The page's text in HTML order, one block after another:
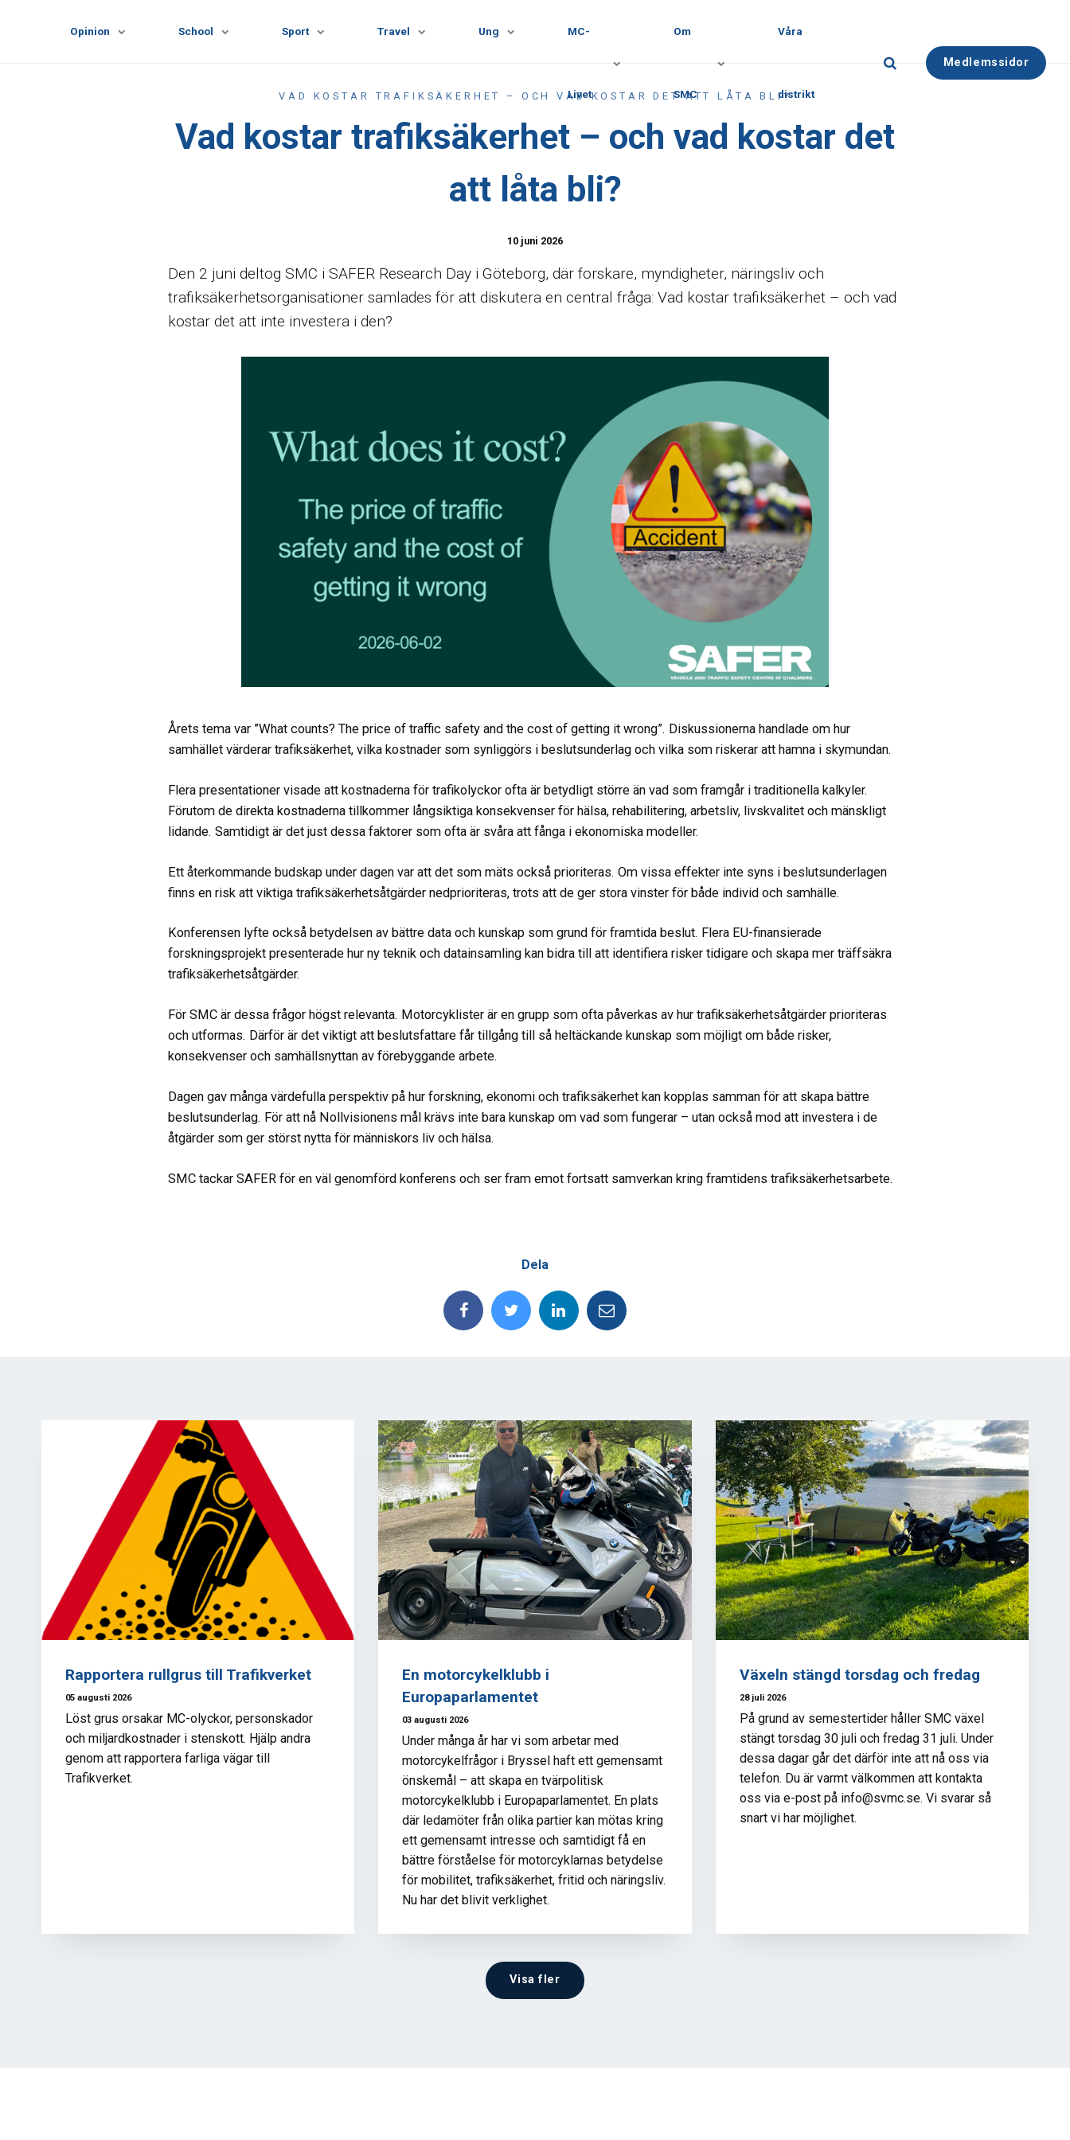
Opinion School Sport Travel Ung MC-
Livet
Om
SMC
Våra
distrikt
Medlemssidor
VAD KOSTAR TRAFIKSÄKERHET – OCH VAD KOSTAR DET ATT LÅTA BLI?
Vad kostar trafiksäkerhet – och vad kostar det
att låta bli?
10 juni 2026
Den 2 juni deltog SMC i SAFER Research Day i Göteborg, där forskare, myndigheter, näringsliv och
trafiksäkerhetsorganisationer samlades för att diskutera en central fråga: Vad kostar trafiksäkerhet – och vad
kostar det att inte investera i den?
Årets tema var ”What counts? The price of traffic safety and the cost of getting it wrong”. Diskussionerna handlade om hur
samhället värderar trafiksäkerhet, vilka kostnader som synliggörs i beslutsunderlag och vilka som riskerar att hamna i skymundan.
Flera presentationer visade att kostnaderna för trafikolyckor ofta är betydligt större än vad som framgår i traditionella kalkyler.
Förutom de direkta kostnaderna tillkommer långsiktiga konsekvenser för hälsa, rehabilitering, arbetsliv, livskvalitet och mänskligt
lidande. Samtidigt är det just dessa faktorer som ofta är svåra att fånga i ekonomiska modeller.
Ett återkommande budskap under dagen var att det som mäts också prioriteras. Om vissa effekter inte syns i beslutsunderlagen
finns en risk att viktiga trafiksäkerhetsåtgärder nedprioriteras, trots att de ger stora vinster för både individ och samhälle.
Konferensen lyfte också betydelsen av bättre data och kunskap som grund för framtida beslut. Flera EU-finansierade
forskningsprojekt presenterade hur ny teknik och datainsamling kan bidra till att identifiera risker tidigare och skapa mer träffsäkra
trafiksäkerhetsåtgärder.
För SMC är dessa frågor högst relevanta. Motorcyklister är en grupp som ofta påverkas av hur trafiksäkerhetsåtgärder prioriteras
och utformas. Därför är det viktigt att beslutsfattare får tillgång till så heltäckande kunskap som möjligt om både risker,
konsekvenser och samhällsnyttan av förebyggande arbete.
Dagen gav många värdefulla perspektiv på hur forskning, ekonomi och trafiksäkerhet kan kopplas samman för att skapa bättre
beslutsunderlag. För att nå Nollvisionens mål krävs inte bara kunskap om vad som fungerar – utan också mod att investera i de
åtgärder som ger störst nytta för människors liv och hälsa.
SMC tackar SAFER för en väl genomförd konferens och ser fram emot fortsatt samverkan kring framtidens trafiksäkerhetsarbete.
Dela
Rapportera rullgrus till Trafikverket
05 augusti 2026
Löst grus orsakar MC-olyckor, personskador
och miljardkostnader i stenskott. Hjälp andra
genom att rapportera farliga vägar till
Trafikverket.
En motorcykelklubb i
Europaparlamentet
03 augusti 2026
Under många år har vi som arbetar med
motorcykelfrågor i Bryssel haft ett gemensamt
önskemål – att skapa en tvärpolitisk
motorcykelklubb i Europaparlamentet. En plats
där ledamöter från olika partier kan mötas kring
ett gemensamt intresse och samtidigt få en
bättre förståelse för motorcyklarnas betydelse
för mobilitet, trafiksäkerhet, fritid och näringsliv.
Nu har det blivit verklighet.
Växeln stängd torsdag och fredag
28 juli 2026
På grund av semestertider håller SMC växel
stängt torsdag 30 juli och fredag 31 juli. Under
dessa dagar går det därför inte att nå oss via
telefon. Du är varmt välkommen att kontakta
oss via e-post på info@svmc.se. Vi svarar så
snart vi har möjlighet.
Visa fler